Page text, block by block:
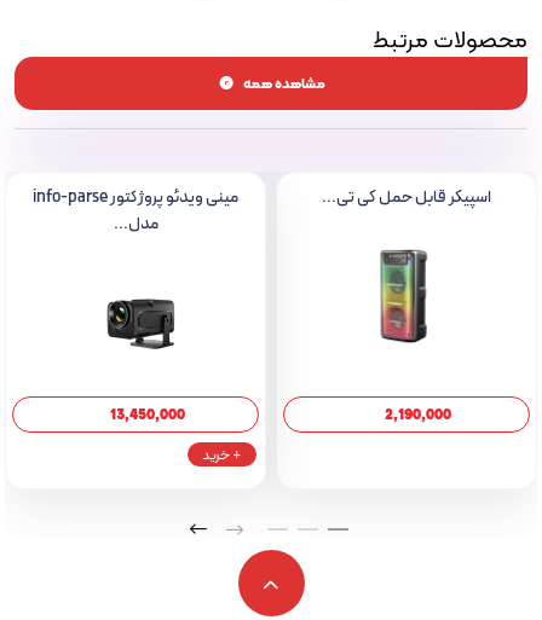
– جنس بدنه: پلاستیک
– ابعاد: بدون ذکر ابعاد (لطفاً ابعاد را ارائه دهید)
– وزن: ۱۰۰۰ گرم
– اقلام همراه بلندگو: کابل USB
– فرکانس پاسخ‌گویی اسپیکر: ۱۰۰ – ۲۰۰۰۰ هرتز
– توان خروجی اسپیکر: ۱۰ وات
– ابعاد ساب‌ووفر: دو ساب ووفر ۴ اینچی
– منبع انرژی: باتری لیتیومی
– قابلیت پشتیبانی از کارت حافظه: تا ظرفیت ۳۲ گیگابایت
محصولات مرتبط
مشاهده همه
اسپیکر قابل حمل کی تی...
2,190,000
مینی ویدئو پروژکتور info-parse
مدل...
13,450,000
+ خرید